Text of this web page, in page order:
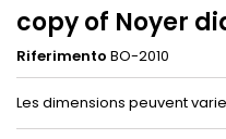
copy of Noyer
Riferimento BO-2010
Les dimensions peuvent